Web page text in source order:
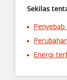
Sekilas
Energi